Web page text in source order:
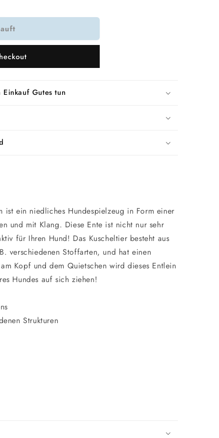
Gutes tun
ist ein niedliches Hundespielzeug in Form einer
und mit Klang. Diese Ente ist nicht nur sehr
für Ihren Hund! Das Kuscheltier besteht aus
verschiedenen Stoffarten, und hat einen
Kopf und dem Quietschen wird dieses Entlein
Hundes auf sich ziehen!
Strukturen